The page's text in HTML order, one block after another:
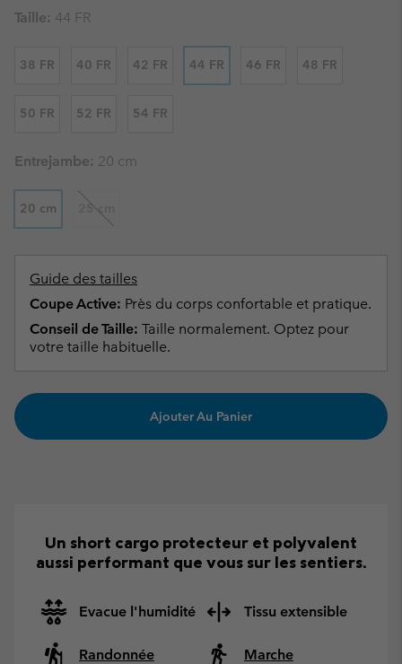
Taille: 44 FR
38 FR 40 FR 42 FR 44 FR 46 FR 48 FR
50 FR 52 FR 54 FR
Entrejambe: 20 cm
20 cm 25 cm
Guide des tailles
Coupe Active: Près du corps confortable et pratique.
Conseil de Taille: Taille normalement. Optez pour
votre taille habituelle.
Ajouter Au Panier
Un short cargo protecteur et polyvalent
aussi performant que vous sur les sentiers.
Evacue l'humidité Tissu extensible
Randonnée Marche